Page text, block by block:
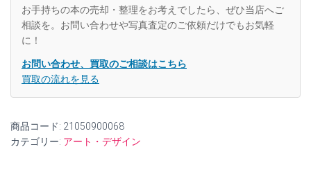
お手持ちの本の売却・整理をお考えでしたら、ぜひ当店へご
相談を。お問い合わせや写真査定のご依頼だけでもお気軽
に！
お問い合わせ、買取のご相談はこちら
買取の流れを見る
商品コード: 21050900068
カテゴリー: アート・デザイン